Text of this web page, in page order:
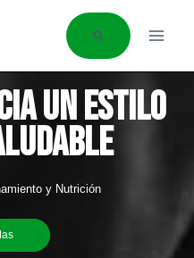
un Estilo
y Nutrición